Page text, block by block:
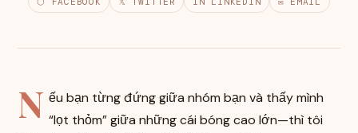
N ếu bạn từng đứng giữa nhóm bạn và thấy mình
“lọt thỏm” giữa những cái bóng cao lớn—thì tôi